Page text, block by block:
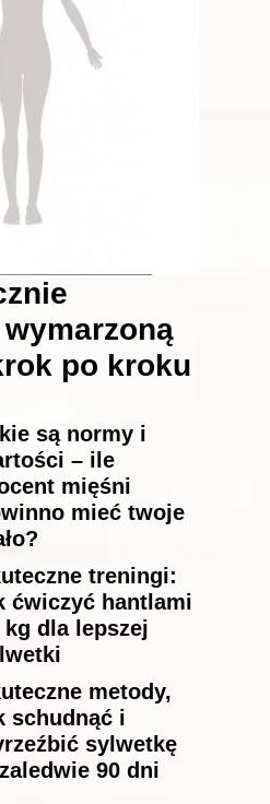
po kroku
są normy i
– ile
mięśni
mieć twoje
treningi:
ćwiczyć hantlami
kg dla lepszej
metody,
schudnąć i
sylwetkę
90 dni